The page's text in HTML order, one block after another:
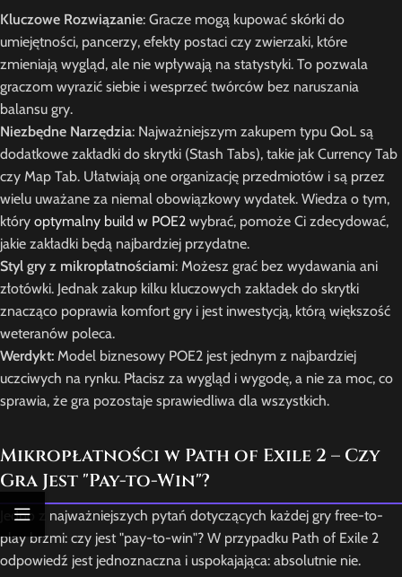
Kluczowe Rozwiązanie: Gracze mogą kupować skórki do
umiejętności, pancerzy, efekty postaci czy zwierzaki, które
zmieniają wygląd, ale nie wpływają na statystyki. To pozwala
graczom wyrazić siebie i wesprzeć twórców bez naruszania
balansu gry.
Niezbędne Narzędzia: Najważniejszym zakupem typu QoL są
dodatkowe zakładki do skrytki (Stash Tabs), takie jak Currency Tab
czy Map Tab. Ułatwiają one organizację przedmiotów i są przez
wielu uważane za niemal obowiązkowy wydatek. Wiedza o tym,
który optymalny build w POE2 wybrać, pomoże Ci zdecydować,
jakie zakładki będą najbardziej przydatne.
Styl gry z mikropłatnościami: Możesz grać bez wydawania ani
złotówki. Jednak zakup kilku kluczowych zakładek do skrytki
znacząco poprawia komfort gry i jest inwestycją, którą większość
weteranów poleca.
Werdykt: Model biznesowy POE2 jest jednym z najbardziej
uczciwych na rynku. Płacisz za wygląd i wygodę, a nie za moc, co
sprawia, że gra pozostaje sprawiedliwa dla wszystkich.
Mikropłatności w Path of Exile 2 – Czy
Gra Jest "Pay-to-Win"?
Jedno z najważniejszych pytań dotyczących każdej gry free-to-
play brzmi: czy jest "pay-to-win"? W przypadku Path of Exile 2
odpowiedź jest jednoznaczna i uspokajająca: absolutnie nie.